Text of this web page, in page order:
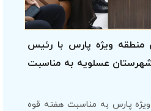
منطقه ویژه پارس با رئیس
عسلویه به مناسبت
پارس به مناسبت هفته قوه